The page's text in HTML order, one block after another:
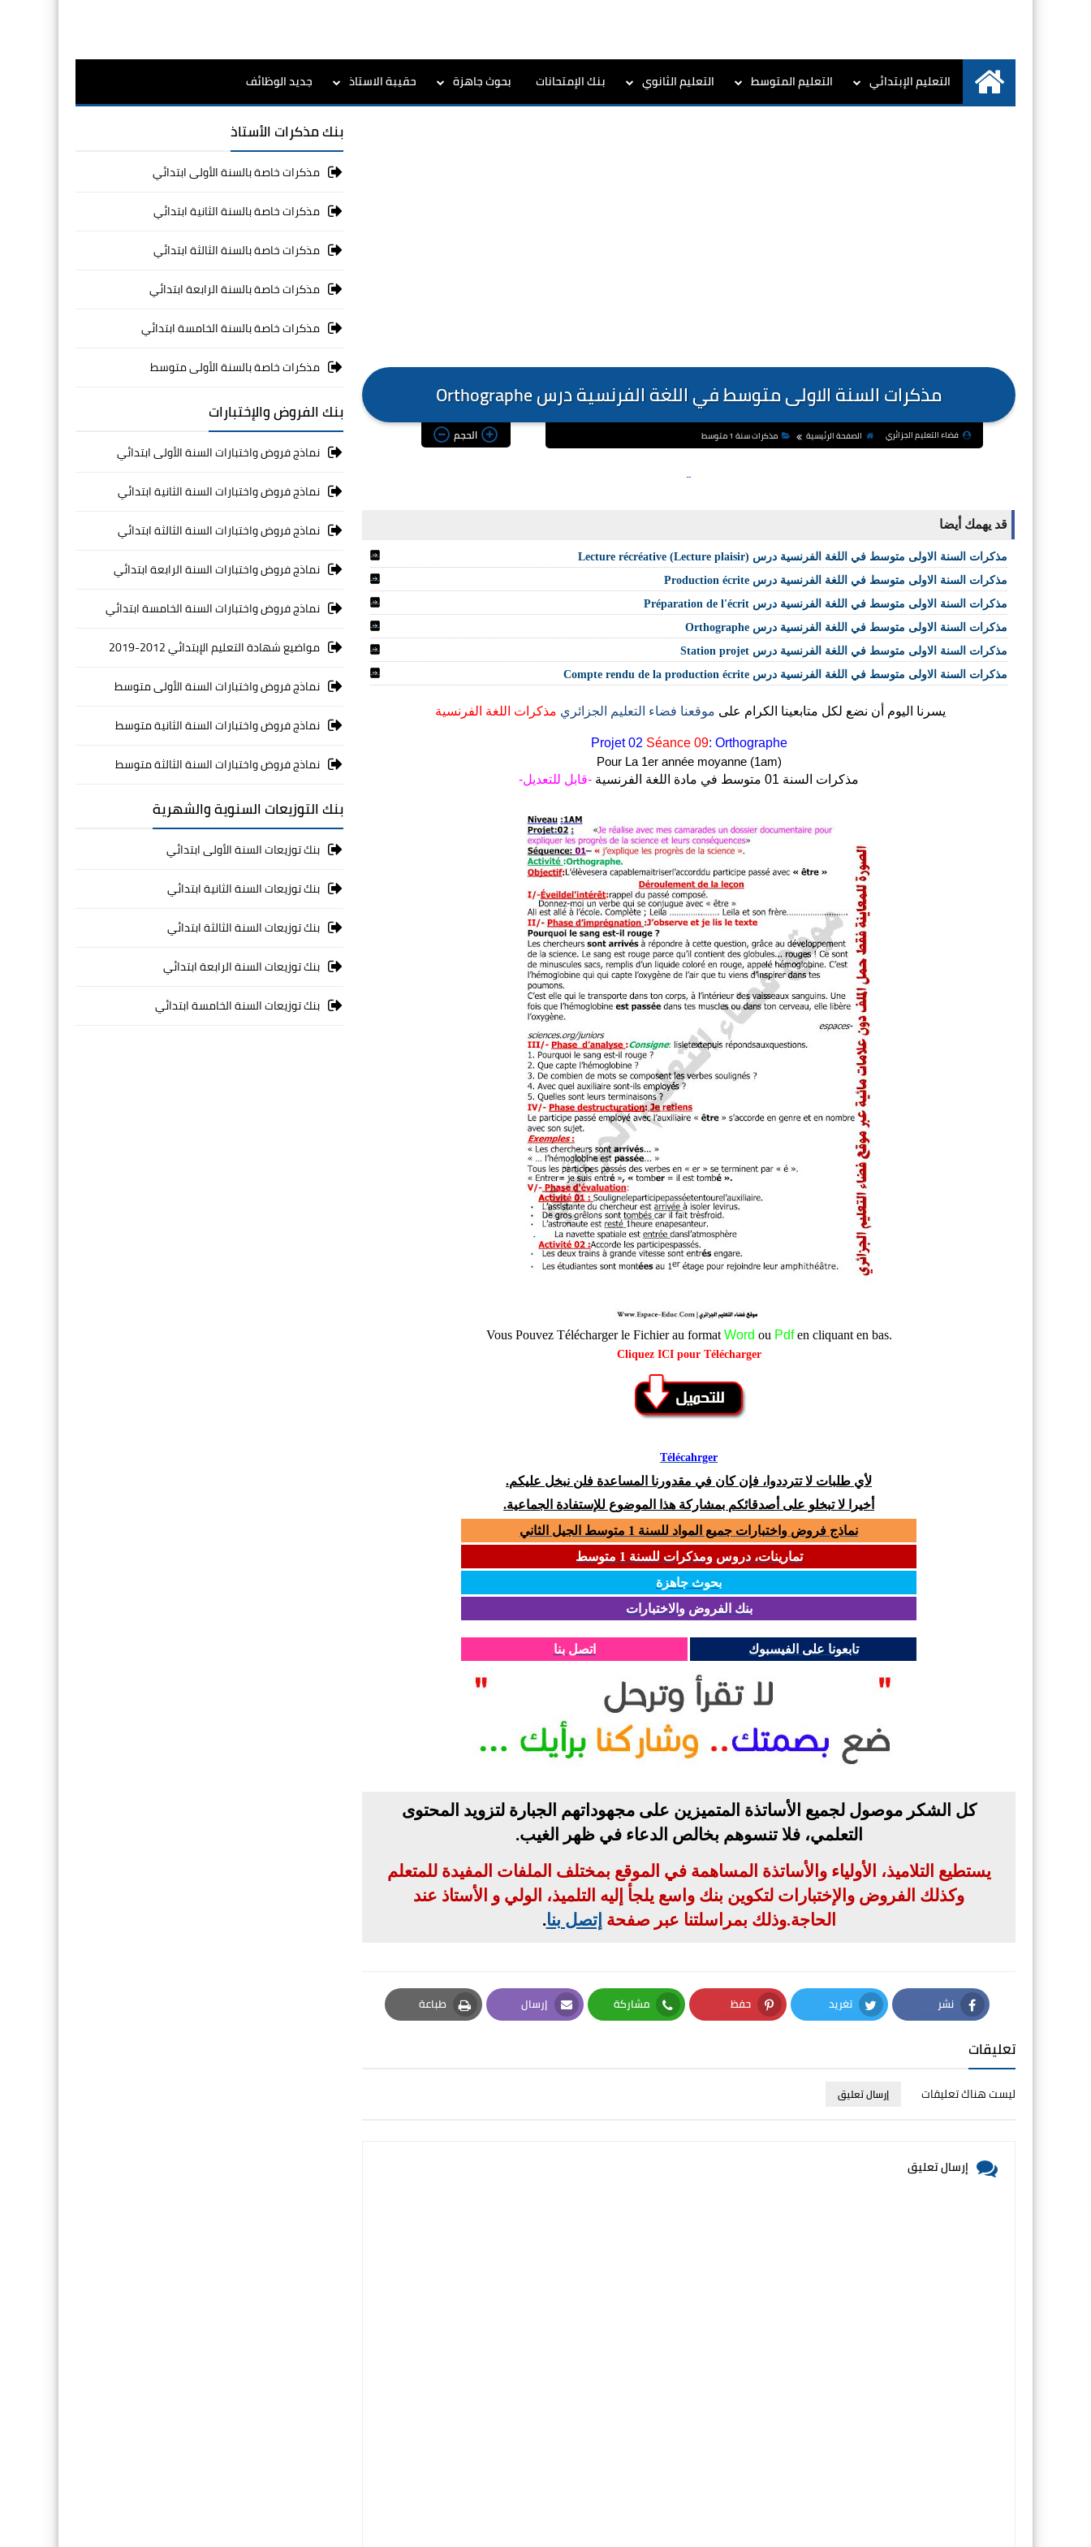
الرئيسية
التعليم الإبتدائي التعليم المتوسط التعليم الثانوي بنك الإمتحانات بحوث جاهزة حقيبة الاستاذ جديد الوظائف
مذكرات السنة الاولى متوسط في اللغة الفرنسية درس Orthographe
فضاء التعليم الجزائري الصفحة الرئيسية مذكرات سنة 1 متوسط الحجم
قد يهمك أيضا
مذكرات السنة الاولى متوسط في اللغة الفرنسية درس Lecture récréative (Lecture plaisir)
مذكرات السنة الاولى متوسط في اللغة الفرنسية درس Production écrite
مذكرات السنة الاولى متوسط في اللغة الفرنسية درس Préparation de l'écrit
مذكرات السنة الاولى متوسط في اللغة الفرنسية درس Orthographe
مذكرات السنة الاولى متوسط في اللغة الفرنسية درس Station projet
مذكرات السنة الاولى متوسط في اللغة الفرنسية درس Compte rendu de la production écrite
يسرنا اليوم أن نضع لكل متابعينا الكرام على موقعنا فضاء التعليم الجزائري مذكرات اللغة الفرنسية
Projet 02 Séance 09: Orthographe
Pour La 1er année moyanne (1am)
مذكرات السنة 01 متوسط في مادة اللغة الفرنسية
-قابل للتعديل-
Vous Pouvez Télécharger le Fichier au format Word ou Pdfen cliquant en bas.
Cliquez ICI pour Télécharger
Télécahrger
لأي طلبات لا تترددوا، فإن كان في مقدورنا المساعدة فلن نبخل عليكم.
أخيرا لا تبخلو على أصدقائكم بمشاركة هذا الموضوع للإستفادة الجماعية.
نماذج فروض واختبارات جميع المواد للسنة 1 متوسط الجيل الثاني
تمارينات، دروس ومذكرات للسنة 1 متوسط
بحوث جاهزة
بنك الفروض والاختبارات
تابعونا على الفيسبوك اتصل بنا
كل الشكر موصول لجميع الأساتذة المتميزين على مجهوداتهم الجبارة لتزويد المحتوى
التعلمي، فلا تنسوهم بخالص الدعاء في ظهر الغيب.
يستطيع التلاميذ، الأولياء والأساتذة المساهمة في الموقع بمختلف الملفات المفيدة للمتعلم
وكذلك الفروض والإختبارات لتكوين بنك واسع يلجأ إليه التلميذ، الولي و الأستاذ عند
الحاجة.وذلك بمراسلتنا عبر صفحة إتصل بنا.
نشر
Facebook
تغريد
Twitter
حفظ
Pinterest
مشاركة
Whatsapp
إرسال
Email
طباعة
Print
تعليقات
ليست هناك تعليقات إرسال تعليق
إرسال تعليق
بنك مذكرات الأستاذ
مذكرات خاصة بالسنة الأولى ابتدائي
مذكرات خاصة بالسنة الثانية ابتدائي
مذكرات خاصة بالسنة الثالثة ابتدائي
مذكرات خاصة بالسنة الرابعة ابتدائي
مذكرات خاصة بالسنة الخامسة ابتدائي
مذكرات خاصة بالسنة الأولى متوسط
بنك الفروض والإختبارات
نماذج فروض واختبارات السنة الأولى ابتدائي
نماذج فروض واختبارات السنة الثانية ابتدائي
نماذج فروض واختبارات السنة الثالثة ابتدائي
نماذج فروض واختبارات السنة الرابعة ابتدائي
نماذج فروض واختبارات السنة الخامسة ابتدائي
مواضيع شهادة التعليم الإبتدائي 2012-2019
نماذج فروض واختبارات السنة الأولى متوسط
نماذج فروض واختبارات السنة الثانية متوسط
نماذج فروض واختبارات السنة الثالثة متوسط
بنك التوزيعات السنوية والشهرية
بنك توزيعات السنة الأولى ابتدائي
بنك توزيعات السنة الثانية ابتدائي
بنك توزيعات السنة الثالثة ابتدائي
بنك توزيعات السنة الرابعة ابتدائي
بنك توزيعات السنة الخامسة ابتدائي